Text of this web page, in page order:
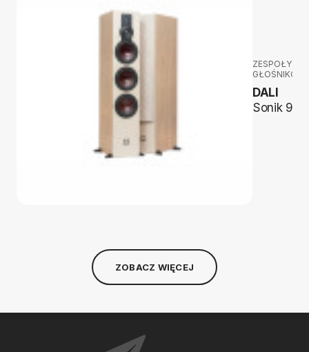
ZESPOŁY
DALI
Sonik 9
ZOBACZ WIĘCEJ